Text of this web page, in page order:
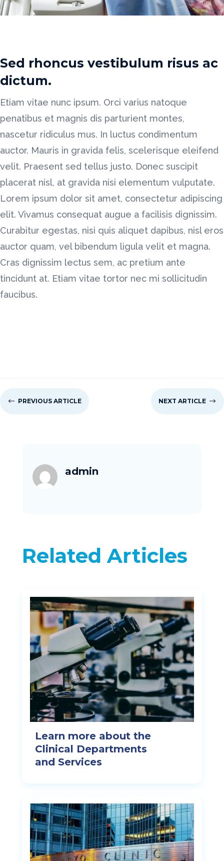
Sed rhoncus vestibulum risus ac
dictum.
Etiam vitae nunc ipsum. Orci varius natoque
penatibus et magnis dis parturient montes,
nascetur ridiculus mus. In luctus condimentum
auctor. Mauris in gravida felis, scelerisque eleifend
velit. Praesent sed tellus justo. Donec suscipit
placerat nisl, at gravida nisi elementum vulputate.
Lorem ipsum dolor sit amet, consectetur adipiscing
elit. Vivamus consequat augue a facilisis dignissim.
Curabitur egestas, nisi quis aliquet dapibus, nisl eros
auctor quam, vel bibendum ligula velit et magna.
Cras dignissim lectus sem, ac pretium ante
tincidunt at. Etiam vitae tortor nec mi sollicitudin
faucibus.
# PREVIOUS ARTICLE NEXT ARTICLE $
admin
Related Articles
Learn more about the
Clinical Departments
and Services